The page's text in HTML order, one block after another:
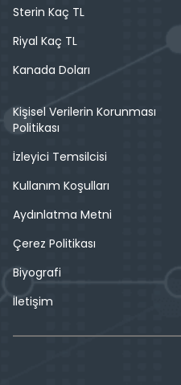
Sterin Kaç TL
Riyal Kaç TL
Kanada Doları
Kişisel Verilerin Korunması
Politikası
İzleyici Temsilcisi
Kullanım Koşulları
Aydınlatma Metni
Çerez Politikası
Biyografi
İletişim